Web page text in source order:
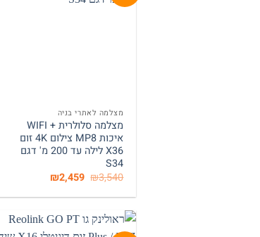
מצלמה לאתרי בניה
מצלמה סלולרית + WIFI
איכות MP8 צילום 4K זום
X36 לילה עד 200 מ' דגם
S34
₪3,540 המחיר
המקורי
היה:
₪2,459 המחיר
הוא: